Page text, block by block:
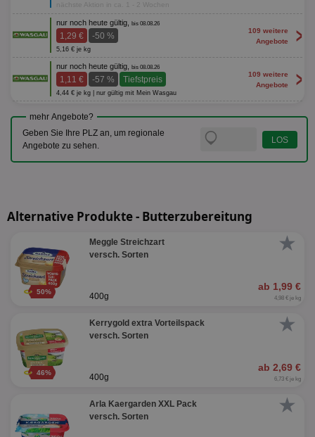
nächste Aktion in ca. 1 - 2 Wochen
nur noch heute gültig, bis 08.08.26
1,29 € -50 %
5,16 € je kg
109 weitere
Angebote
>
nur noch heute gültig, bis 08.08.26
1,11 € -57 % Tiefstpreis
4,44 € je kg | nur gültig mit Mein Wasgau
109 weitere
Angebote
>
mehr Angebote?
Geben Sie Ihre PLZ an, um regionale
Angebote zu sehen.
Alternative Produkte - Butterzubereitung
★
50%
Meggle Streichzart
versch. Sorten
ab 1,99 €
400g 4,98 € je kg
★
46%
Kerrygold extra Vorteilspack
versch. Sorten
ab 2,69 €
400g 6,73 € je kg
★
Arla Kaergarden XXL Pack
versch. Sorten